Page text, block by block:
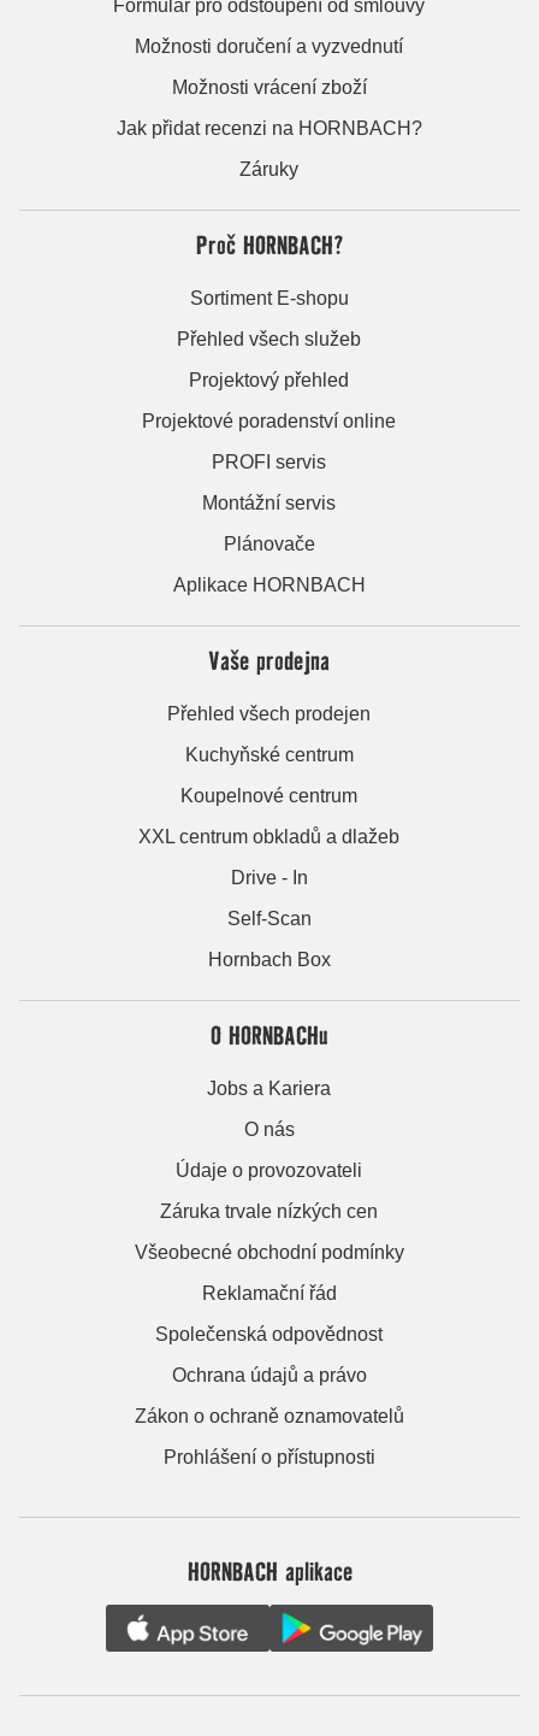
Formulář pro odstoupení od smlouvy
Možnosti doručení a vyzvednutí
Možnosti vrácení zboží
Jak přidat recenzi na HORNBACH?
Záruky
Proč HORNBACH?
Sortiment E-shopu
Přehled všech služeb
Projektový přehled
Projektové poradenství online
PROFI servis
Montážní servis
Plánovače
Aplikace HORNBACH
Vaše prodejna
Přehled všech prodejen
Kuchyňské centrum
Koupelnové centrum
XXL centrum obkladů a dlažeb
Drive - In
Self-Scan
Hornbach Box
O HORNBACHu
Jobs a Kariera
O nás
Údaje o provozovateli
Záruka trvale nízkých cen
Všeobecné obchodní podmínky
Reklamační řád
Společenská odpovědnost
Ochrana údajů a právo
Zákon o ochraně oznamovatelů
Prohlášení o přístupnosti
HORNBACH aplikace